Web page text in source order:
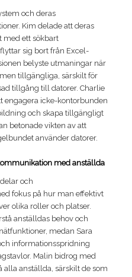
och deras
Kim delade att deras
med ett sökbart
sig bort från Excel-
belyste utmaningar när
tillgängliga, särskilt för
tillgång till datorer. Charlie
engagera icke-kontorbunden
och skapa tillgängligt
betonade vikten av att
använder datorer.
med anställda
och
fokus på hur man effektivt
olika roller och platser.
anställdas behov och
medan Sara
informationsspridning
Malin bidrog med
anställda, särskilt de som